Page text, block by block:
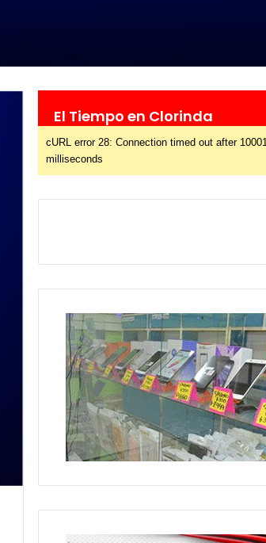
El Tiempo en Clorinda
cURL error 28: Connection timed out after 10001
milliseconds